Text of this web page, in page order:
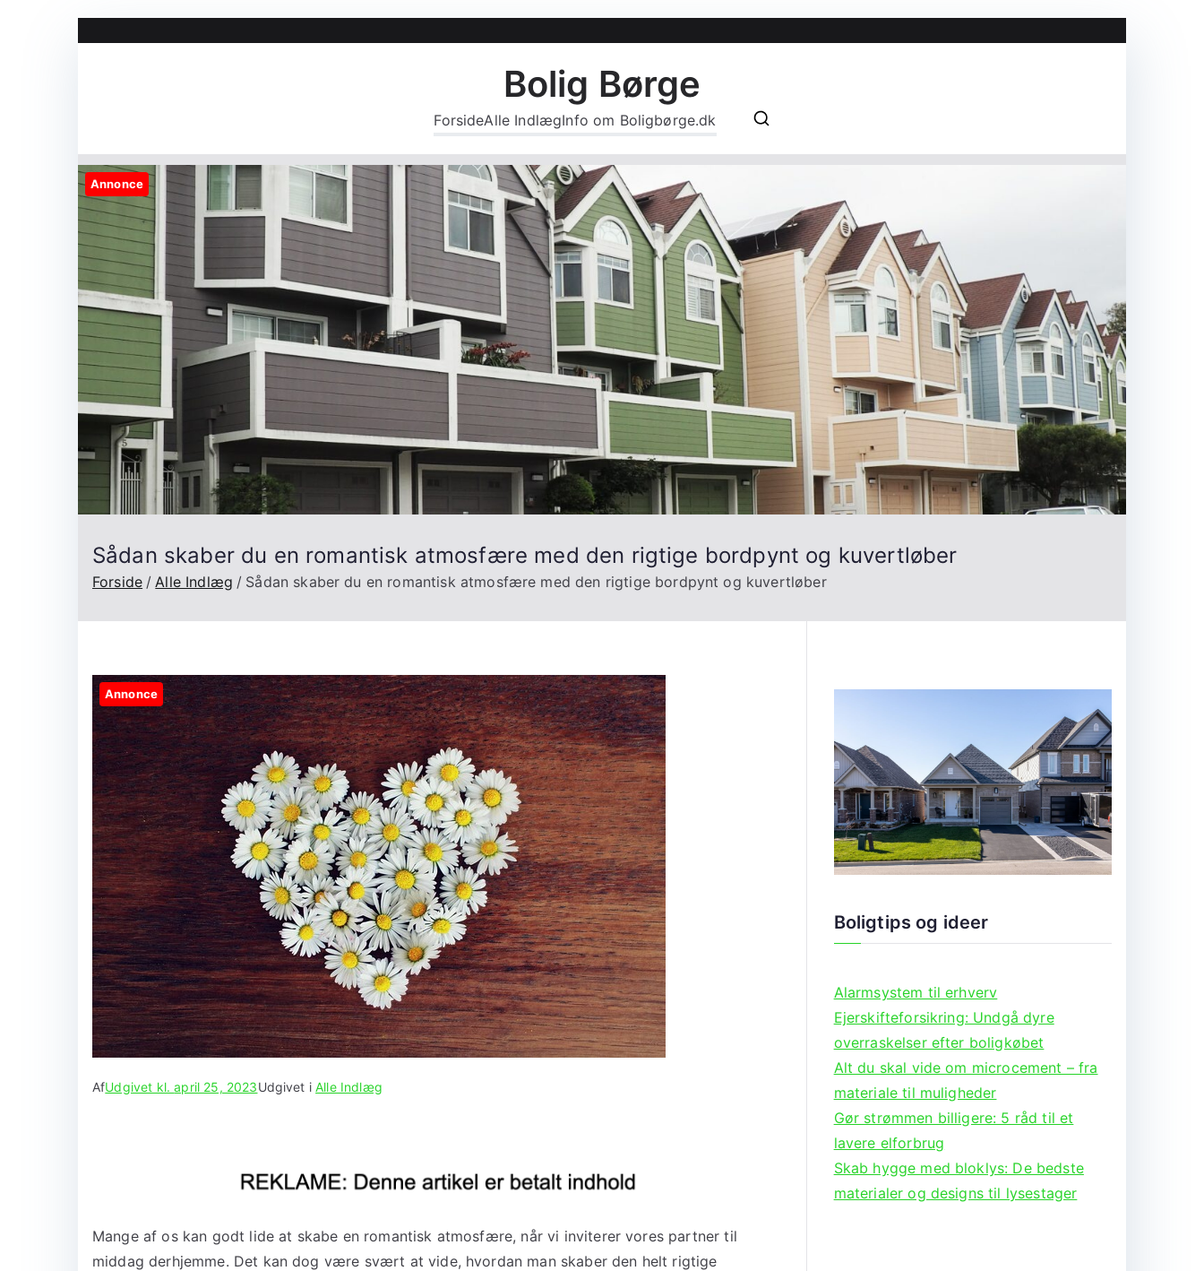
Bolig Børge
ForsideAlle IndlægInfo om Boligbørge.dk
Annonce
Sådan skaber du en romantisk atmosfære med den rigtige bordpynt og kuvertløber
Forside Alle Indlæg Sådan skaber du en romantisk atmosfære med den rigtige bordpynt og kuvertløber
Annonce
AfUdgivet kl.april 25, 2023Udgivet iAlle Indlæg
Mange af os kan godt lide at skabe en romantisk atmosfære, når vi inviterer vores partner til
middag derhjemme. Det kan dog være svært at vide, hvordan man skaber den helt rigtige
Boligtips og ideer
Alarmsystem til erhverv
Ejerskifteforsikring: Undgå dyre
overraskelser efter boligkøbet
Alt du skal vide om microcement – fra
materiale til muligheder
Gør strømmen billigere: 5 råd til et
lavere elforbrug
Skab hygge med bloklys: De bedste
materialer og designs til lysestager